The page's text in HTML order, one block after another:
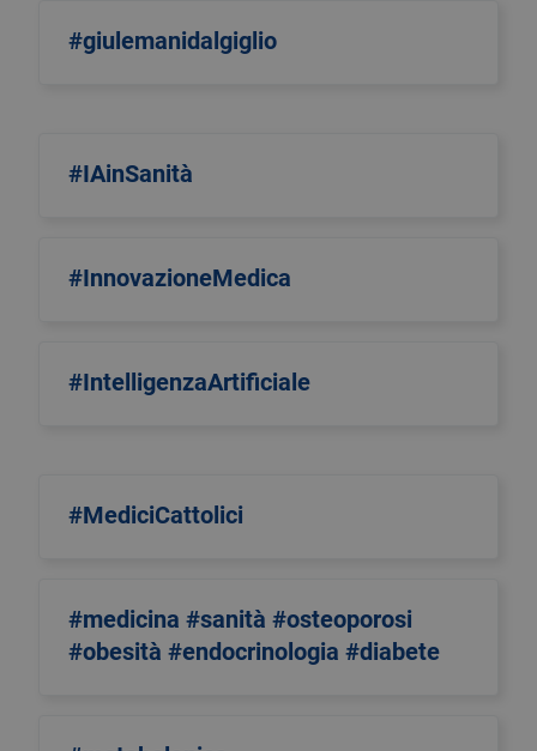
#giulemanidalgiglio
#IAinSanità
#InnovazioneMedica
#IntelligenzaArtificiale
#MediciCattolici
#medicina #sanità #osteoporosi
#obesità #endocrinologia #diabete